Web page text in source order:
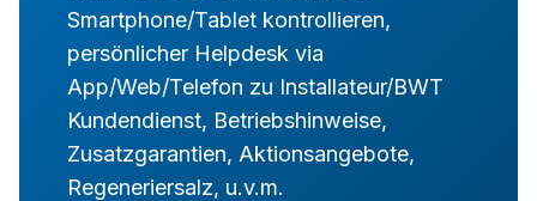
Smartphone/Tablet kontrollieren,
persönlicher Helpdesk via
App/Web/Telefon zu Installateur/BWT
Kundendienst, Betriebshinweise,
Zusatzgarantien, Aktionsangebote,
Regeneriersalz, u.v.m.